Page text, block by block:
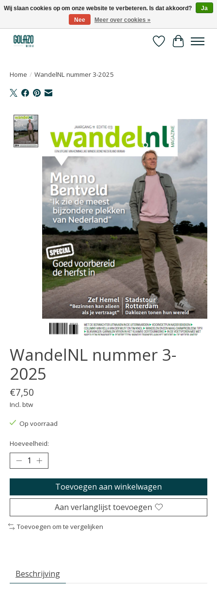
Kennispartner in sport, bewegen en gezondheid
Verlanglijst
Home / WandelNL nummer 3-2025
WandelNL nummer 3-
2025
€7,50
Incl. btw
Op voorraad
Hoeveelheid:
Toevoegen aan winkelwagen
Aan verlanglijst toevoegen
Toevoegen om te vergelijken
Beschrijving
Wij slaan cookies op om onze website te verbeteren. Is dat akkoord?
Ja
Nee
Meer over cookies »